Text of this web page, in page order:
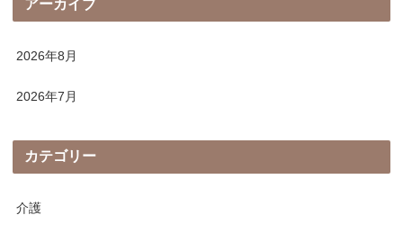
アーカイブ
2026年8月
2026年7月
カテゴリー
介護